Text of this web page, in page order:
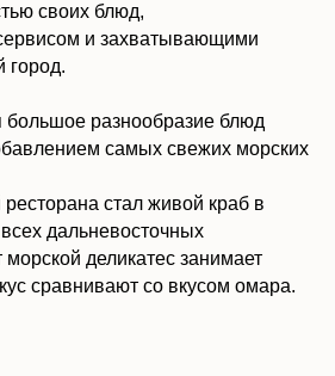
своих блюд,
и захватывающими
город.
большое разнообразие блюд
самых свежих морских
стал живой краб в
дальневосточных
морской деликатес занимает
сравнивают со вкусом омара.